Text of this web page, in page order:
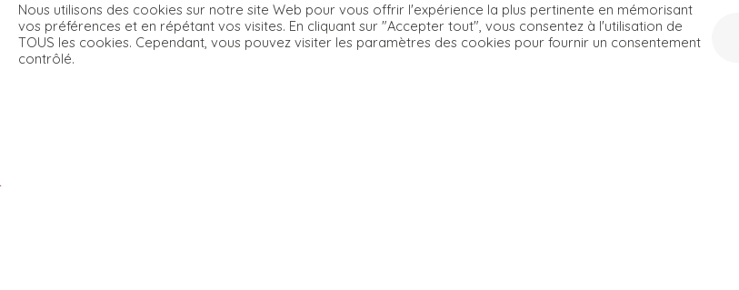
Nous utilisons des cookies sur notre site Web pour vous offrir l'expérience la plus pertinente en mémorisant
vos préférences et en répétant vos visites. En cliquant sur "Accepter tout", vous consentez à l'utilisation de
TOUS les cookies. Cependant, vous pouvez visiter les paramètres des cookies pour fournir un consentement
contrôlé.